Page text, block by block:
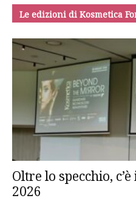
Le edizioni di Kosmetica
Oltre lo specchio,
2026